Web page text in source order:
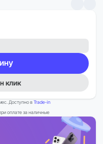
клик
Доступно вTrade-in
оплате за наличные